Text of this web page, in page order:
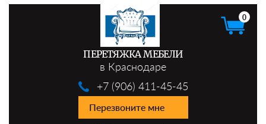
ПЕРЕТЯЖКА МЕБЕЛИ
в Краснодаре
+7 (906) 411-45-45
Перезвоните мне
0